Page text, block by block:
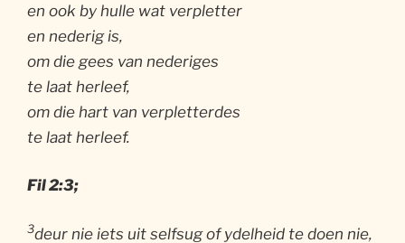
en ook by hulle wat verpletter
en nederig is,
om die gees van nederiges
te laat herleef,
om die hart van verpletterdes
te laat herleef.
Fil 2:3;
3deur nie iets uit selfsug of ydelheid te doen nie,